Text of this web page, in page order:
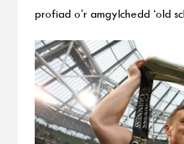
profiad o’r amgylchedd ‘old